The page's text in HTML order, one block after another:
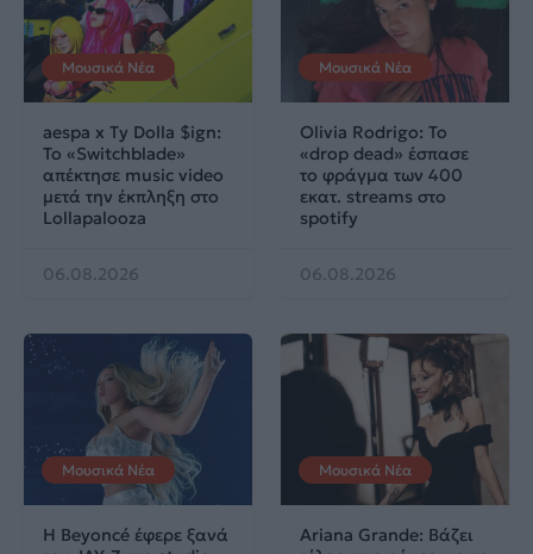
Μουσικά Νέα
aespa x Ty Dolla $ign:
Το «Switchblade»
απέκτησε music video
μετά την έκπληξη στο
Lollapalooza
06.08.2026
Μουσικά Νέα
Olivia Rodrigo: To
«drop dead» έσπασε
το φράγμα των 400
εκατ. streams στο
spotify
06.08.2026
Μουσικά Νέα
Η Beyoncé έφερε ξανά
Μουσικά Νέα
Ariana Grande: Βάζει